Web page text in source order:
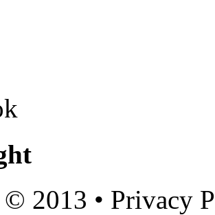
© 2013 • Privacy